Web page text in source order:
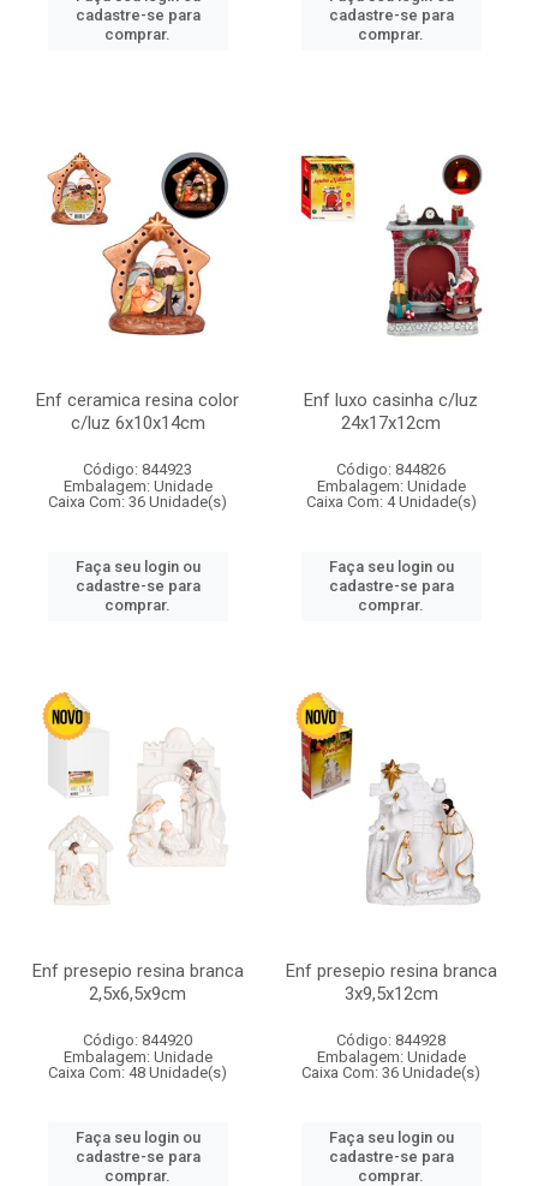
cadastre-se para
comprar.
cadastre-se para
comprar.
Enf ceramica resina color
c/luz 6x10x14cm
Código: 844923
Embalagem: Unidade
Caixa Com: 36 Unidade(s)
Faça seu login ou
cadastre-se para
comprar.
Enf luxo casinha c/luz
24x17x12cm
Código: 844826
Embalagem: Unidade
Caixa Com: 4 Unidade(s)
Faça seu login ou
cadastre-se para
comprar.
Enf presepio resina branca
2,5x6,5x9cm
Código: 844920
Embalagem: Unidade
Caixa Com: 48 Unidade(s)
Faça seu login ou
cadastre-se para
comprar.
Enf presepio resina branca
3x9,5x12cm
Código: 844928
Embalagem: Unidade
Caixa Com: 36 Unidade(s)
Faça seu login ou
cadastre-se para
comprar.